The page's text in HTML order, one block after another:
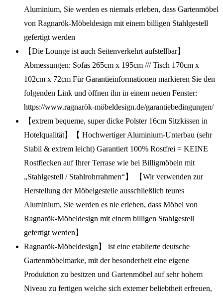
Aluminium, Sie werden es niemals erleben, dass Gartenmöbel
von Ragnarök-Möbeldesign mit einem billigen Stahlgestell
gefertigt werden
【Die Lounge ist auch Seitenverkehrt aufstellbar】
Abmessungen: Sofas 265cm x 195cm /// Tisch 170cm x
102cm x 72cm Für Garantieinformationen markieren Sie den
folgenden Link und öffnen ihn in einem neuen Fenster:
https://www.ragnarök-möbeldesign.de/garantiebedingungen/
【extrem bequeme, super dicke Polster 16cm Sitzkissen in
Hotelqualität】【 Hochwertiger Aluminium-Unterbau (sehr
Stabil & extrem leicht) Garantiert 100% Rostfrei = KEINE
Rostflecken auf Ihrer Terrase wie bei Billigmöbeln mit
„Stahlgestell / Stahlrohrrahmen“】 【Wir verwenden zur
Herstellung der Möbelgestelle ausschließlich teures
Aluminium, Sie werden es nie erleben, dass Möbel von
Ragnarök-Möbeldesign mit einem billigen Stahlgestell
gefertigt werden】
Ragnarök-Möbeldesign】 ist eine etablierte deutsche
Gartenmöbelmarke, mit der besonderheit eine eigene
Produktion zu besitzen und Gartenmöbel auf sehr hohem
Niveau zu fertigen welche sich extemer beliebtheit erfreuen,